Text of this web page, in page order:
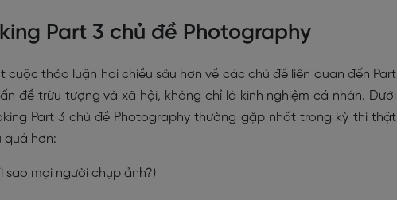
Part 3 chủ đề Photography
cuộc thảo luận hai chiều sâu hơn về các chủ đề liên quan đến Part
đề trừu tượng và xã hội, không chỉ là kinh nghiệm cá nhân. Dưới
Part 3 chủ đề Photography thường gặp nhất trong kỳ thi thật
quả hơn:
sao mọi người chụp ảnh?)